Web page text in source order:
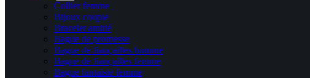
Collier femme
Bijoux couple
Bracelet amitié
Bague de promesse
Bague de fiançailles homme
Bague de fiançailles femme
Bague fantaisie femme